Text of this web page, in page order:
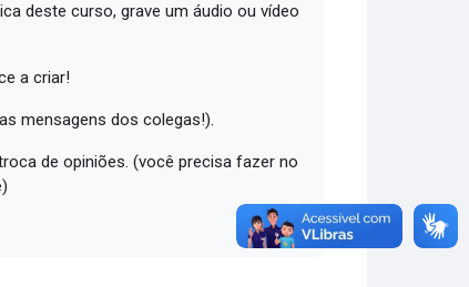
deste curso, grave um áudio ou vídeo
a criar!
mensagens dos colegas!).
de opiniões. (você precisa fazer no